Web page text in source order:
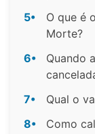
5•
O que é
Morte?
6•
Quando
7•
Qual o
8•
Como